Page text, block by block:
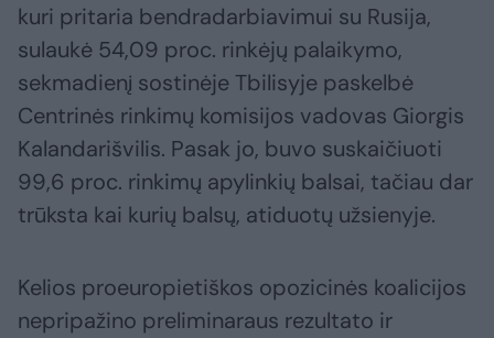
kuri pritaria bendradarbiavimui su Rusija,
sulaukė 54,09 proc. rinkėjų palaikymo,
sekmadienį sostinėje Tbilisyje paskelbė
Centrinės rinkimų komisijos vadovas Giorgis
Kalandarišvilis. Pasak jo, buvo suskaičiuoti
99,6 proc. rinkimų apylinkių balsai, tačiau dar
trūksta kai kurių balsų, atiduotų užsienyje.
Kelios proeuropietiškos opozicinės koalicijos
nepripažino preliminaraus rezultato ir